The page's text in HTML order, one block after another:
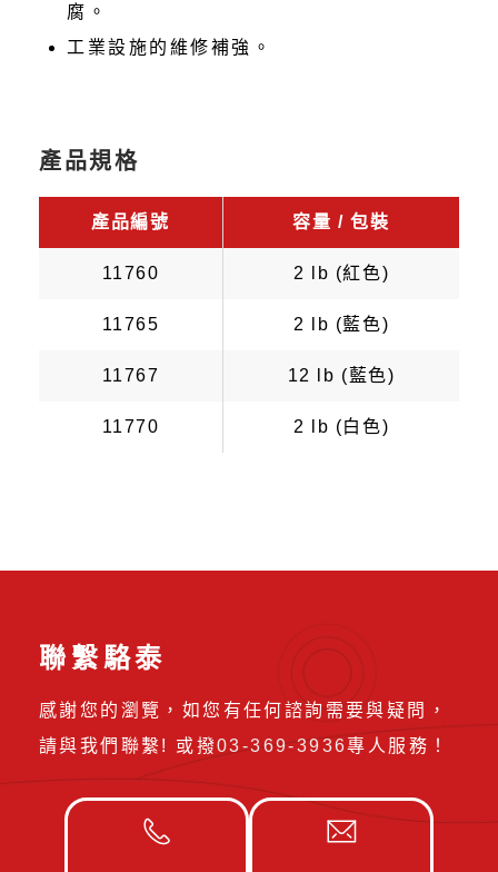
腐。
工業設施的維修補強。
產品規格
產品編號 容量 / 包裝
11760 2 lb (紅色)
11765 2 lb (藍色)
11767 12 lb (藍色)
11770 2 lb (白色)
聯繫駱泰
感謝您的瀏覽，如您有任何諮詢需要與疑問，
請與我們聯繫! 或撥03-369-3936專人服務！